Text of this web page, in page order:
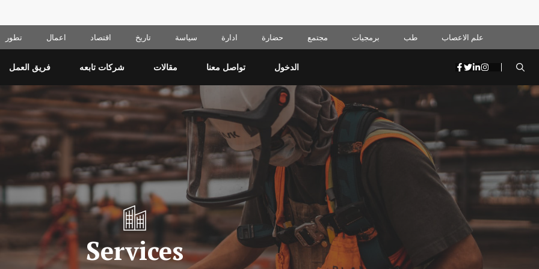
تطور اعمال اقتصاد تاريخ سياسة ادارة حضارة مجتمع برمجيات طب علم الاعصاب
فريق العمل شركات تابعه مقالات تواصل معنا الدخول
Services